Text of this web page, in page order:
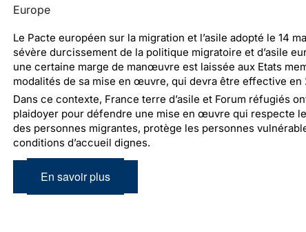
Europe
Le Pacte européen sur la migration et l’asile adopté le 14
sévère durcissement de la politique migratoire et d’asile
une certaine marge de manœuvre est laissée aux Etats
modalités de sa mise en œuvre, qui devra être effective en
Dans ce contexte, France terre d’asile et Forum réfugiés
plaidoyer pour défendre une mise en œuvre qui respecte
des personnes migrantes, protège les personnes
conditions d’accueil dignes.
En savoir plus